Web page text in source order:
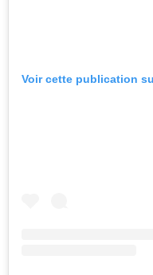
Voir cette publication